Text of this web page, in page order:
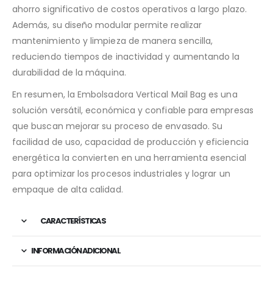
ahorro significativo de costos operativos a largo plazo.
Además, su diseño modular permite realizar
mantenimiento y limpieza de manera sencilla,
reduciendo tiempos de inactividad y aumentando la
durabilidad de la máquina.
En resumen, la Embolsadora Vertical Mail Bag es una
solución versátil, económica y confiable para empresas
que buscan mejorar su proceso de envasado. Su
facilidad de uso, capacidad de producción y eficiencia
energética la convierten en una herramienta esencial
para optimizar los procesos industriales y lograr un
empaque de alta calidad.
CARACTERÍSTICAS
INFORMACIÓN ADICIONAL